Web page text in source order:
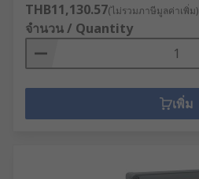
THB11,130.57(ไม่รวมภาษีมูลค่าเพิ่ม)
จำนวน / Quantity
เพิ่ม